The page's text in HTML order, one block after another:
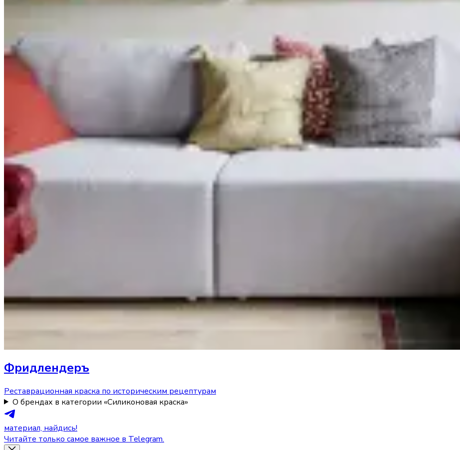
Фридлендеръ
Реставрационная краска по историческим рецептурам
О брендах в категории «Силиконовая краска»
материал, найдись!
Читайте только самое важное в Telegram.